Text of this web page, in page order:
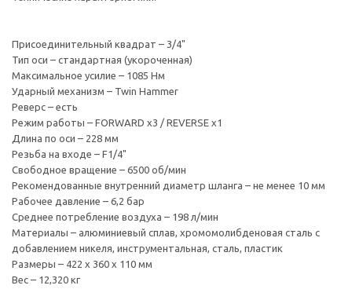
Присоединительный квадрат – 3/4"
Тип оси – стандартная (укороченная)
Максимальное усилие – 1085 Нм
Ударный механизм – Twin Hammer
Реверс – есть
Режим работы – FORWARD x3 / REVERSE x1
Длина по оси – 228 мм
Резьба на входе – F1/4"
Свободное вращение – 6500 об/мин
Рекомендованные внутренний диаметр шланга – не менее 10 мм
Рабочее давление – 6,2 бар
Среднее потребление воздуха – 198 л/мин
Материалы – алюминиевый сплав, хромомолибденовая сталь с
добавлением никеля, инструментальная, сталь, пластик
Размеры – 422 х 360 х 110 мм
Вес – 12,320 кг